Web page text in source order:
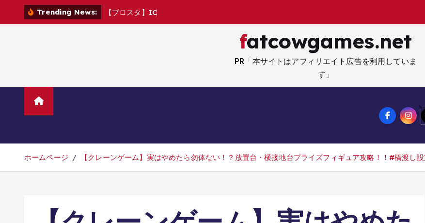
Trending News: 【ブロ ス タ 】 IC
fatcowgames.net
PR「本サイトはアフィリエイト広告を利用していま
す」
ホームページ 【クレーンゲーム】実はやめたら勿体ない！？放置台・横接地台プライズフィギュア攻略！！#橋渡し